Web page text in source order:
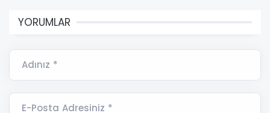
YORUMLAR
Adınız *
E-Posta Adresiniz *